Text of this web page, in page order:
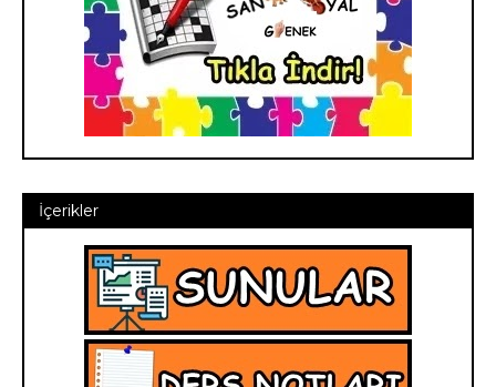
İçerikler